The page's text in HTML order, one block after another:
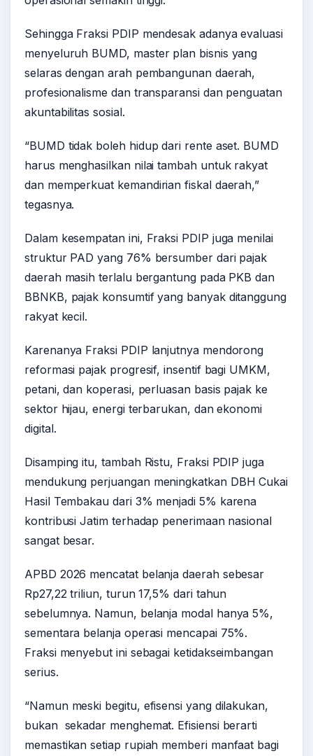
Sehingga Fraksi PDIP mendesak adanya evaluasi
menyeluruh BUMD, master plan bisnis yang
selaras dengan arah pembangunan daerah,
profesionalisme dan transparansi dan penguatan
akuntabilitas sosial.
“BUMD tidak boleh hidup dari rente aset. BUMD
harus menghasilkan nilai tambah untuk rakyat
dan memperkuat kemandirian fiskal daerah,”
tegasnya.
Dalam kesempatan ini, Fraksi PDIP juga menilai
struktur PAD yang 76% bersumber dari pajak
daerah masih terlalu bergantung pada PKB dan
BBNKB, pajak konsumtif yang banyak ditanggung
rakyat kecil.
Karenanya Fraksi PDIP lanjutnya mendorong
reformasi pajak progresif, insentif bagi UMKM,
petani, dan koperasi, perluasan basis pajak ke
sektor hijau, energi terbarukan, dan ekonomi
digital.
Disamping itu, tambah Ristu, Fraksi PDIP juga
mendukung perjuangan meningkatkan DBH Cukai
Hasil Tembakau dari 3% menjadi 5% karena
kontribusi Jatim terhadap penerimaan nasional
sangat besar.
APBD 2026 mencatat belanja daerah sebesar
Rp27,22 triliun, turun 17,5% dari tahun
sebelumnya. Namun, belanja modal hanya 5%,
sementara belanja operasi mencapai 75%.
Fraksi menyebut ini sebagai ketidakseimbangan
serius.
“Namun meski begitu, efisensi yang dilakukan,
bukan sekadar menghemat. Efisiensi berarti
memastikan setiap rupiah memberi manfaat bagi